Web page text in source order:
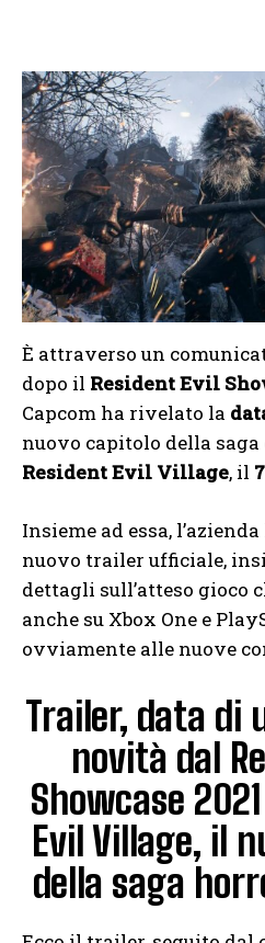
È attraverso un
dopo il Resident Evil
Capcom ha rivelato la
nuovo capitolo della saga
Resident Evil Village, il
Insieme ad essa,
nuovo trailer ufficiale,
dettagli sull’atteso gioco
anche su Xbox One e
ovviamente alle nuove
Trailer, data di
novità dal
Showcase
Evil Village, il
della saga